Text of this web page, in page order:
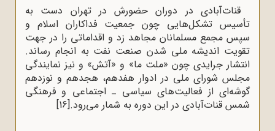
قنات‌آبادی در دوران حضورش در تهران دست به
تأسیس تشکل‌هایی چون جمعیت فداکاران اسلام و
سپس مجمع مسلمانان مجاهد زد و اقداماتی را در جهت
تقویت اندیشه ملی شدن صنعت نفت به انجام رساند.
انتشار جرایدی چون «ملت ما» و «آتش» و نیز نمایندگی
مجلس شورای ملی در ادوار هفدهم، هجدهم و نوزدهم
گوشه‌ای از فعالیت‌های سیاسی ـ اجتماعی و فرهنگی
شمس قنات‌آبادی در این دوره به شمار می‌رود.[16]